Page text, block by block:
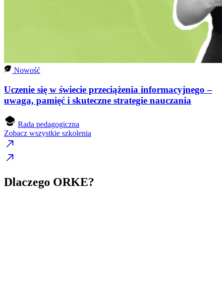
Nowość
Uczenie się w świecie przeciążenia informacyjnego –
uwaga, pamięć i skuteczne strategie nauczania
Rada pedagogiczna
Zobacz wszystkie szkolenia
Dlaczego ORKE?